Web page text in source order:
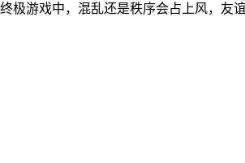
游戏中，混乱还是秩序会占上风，友谊